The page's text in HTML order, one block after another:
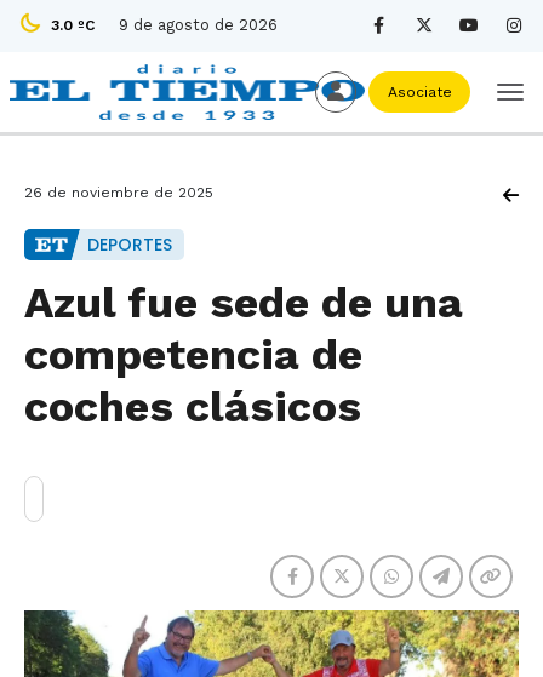
3.0 ºC 9 de agosto de 2026
Asociate
26 de noviembre de 2025
DEPORTES
Azul fue sede de una
competencia de
coches clásicos